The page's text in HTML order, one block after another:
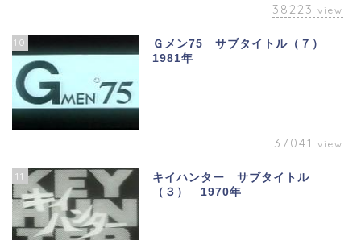
38223 view
10
Ｇメン75 サブタイトル（７）
1981年
37041 view
11
キイハンター サブタイトル
（３） 1970年